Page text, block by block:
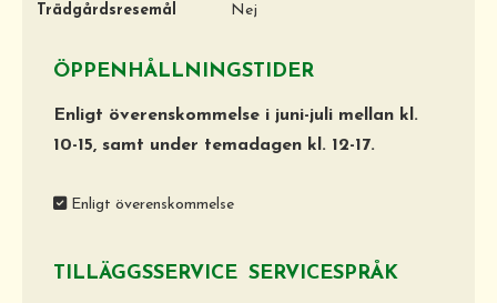
Trädgårdsresemål
Nej
ÖPPENHÅLLNINGSTIDER
Enligt överenskommelse i juni-juli mellan kl.
10-15, samt under temadagen kl. 12-17.
Enligt överenskommelse
TILLÄGGSSERVICE SERVICESPRÅK